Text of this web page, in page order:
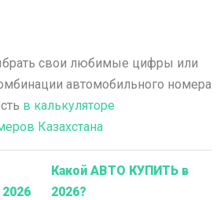
свои любимые цифры или
автомобильного номера
в калькуляторе
Казахстана
Какой АВТО КУПИТЬ в
2026?